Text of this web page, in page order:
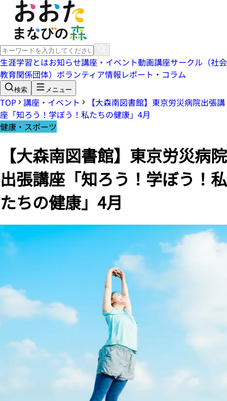
生涯学習とはお知らせ講座・イベント動画講座サークル（社会
教育関係団体） ボランティア情報レポート・コラム
検索 メニュー
TOP 講座・イベント
【大森南図書館】東京労災病院出張講
座「知ろう！学ぼう！私たちの健康」4月
健康・スポーツ
【大森南図書館】東京労災病院
出張講座「知ろう！学ぼう！私
たちの健康」4月